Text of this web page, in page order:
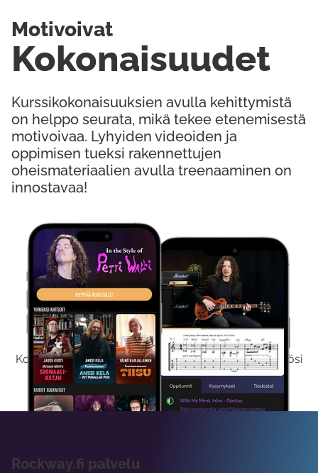
Kokeile Ilmaiseksi
Kokeilemalla ilmaiseksi saat koko sisältömme käyttöösi
viikon ajaksi.
Kurssikokonaisuuksien avulla kehittymistä
on helppo seurata, mikä tekee etenemisestä
motivoivaa. Lyhyiden videoiden ja
oppimisen tueksi rakennettujen
oheismateriaalien avulla treenaaminen on
innostavaa!
Kokonaisuudet
Motivoivat
Rockway.fi palvelu